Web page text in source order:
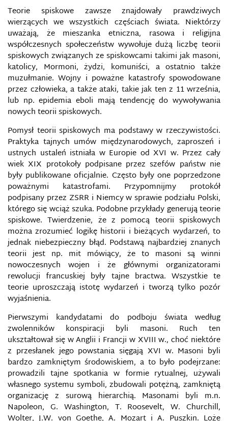
Teorie spiskowe zawsze znajdowały prawdziwych
wierzących we wszystkich częściach świata. Niektórzy
uważają, że mieszanka etniczna, rasowa i religijna
współczesnych społeczeństw wywołuje dużą liczbę teorii
spiskowych związanych ze spiskowcami takimi jak masoni,
katolicy, Mormoni, żydzi, komuniści, a ostatnio także
muzułmanie. Wojny i poważne katastrofy spowodowane
przez człowieka, a także ataki, takie jak ten z 11 września,
lub np. epidemia eboli mają tendencję do wywoływania
nowych teorii spiskowych.
Pomysł teorii spiskowych ma podstawy w rzeczywistości.
Praktyka tajnych umów międzynarodowych, zaproszeń i
ustnych ustaleń istniała w Europie od XVI w. Przez cały
wiek XIX protokoły podpisane przez szefów państw nie
były publikowane oficjalnie. Często były one poprzedzone
poważnymi katastrofami. Przypomnijmy protokół
podpisany przez ZSRR i Niemcy w sprawie podziału Polski,
którego się wciąż szuka. Podobne przykłady generują teorie
spiskowe. Twierdzenie, że z pomocą teorii spiskowych
można zrozumieć logikę historii i bieżących wydarzeń, to
jednak niebezpieczny błąd. Podstawą najbardziej znanych
teorii jest np. mit mówiący, że to masoni są winni
nowoczesnych wojen i że głównymi organizatorami
rewolucji francuskiej były tajne bractwa. Wszystkie te
teorie uproszczają istotę wydarzeń i tworzą tylko pozór
wyjaśnienia.
Pierwszymi kandydatami do podboju świata według
zwolenników konspiracji byli masoni. Ruch ten
ukształtował się w Anglii i Francji w XVIII w., choć niektóre
z przesłanek jego powstania sięgają XVI w. Masoni byli
bardzo zamkniętym środowiskiem, a to było podejrzane:
prowadzili tajne spotkania w formie rytualnej, używali
własnego systemu symboli, zbudowali potężną, zamkniętą
organizację z surową hierarchią. Masonami byli m.n.
Napoleon, G. Washington, T. Roosevelt, W. Churchill,